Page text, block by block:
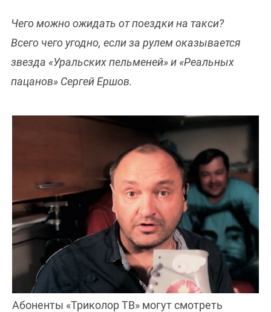
Чего можно ожидать от поездки на такси?
Всего чего угодно, если за рулем оказывается
звезда «Уральских пельменей» и «Реальных
пацанов» Сергей Ершов.
Абоненты «Триколор ТВ» могут смотреть